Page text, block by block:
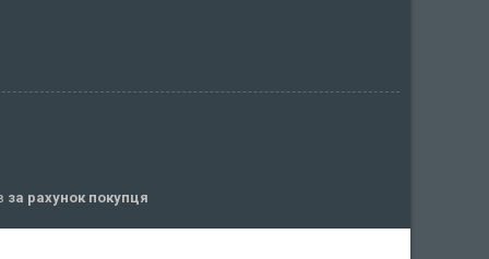
за рахунок покупця